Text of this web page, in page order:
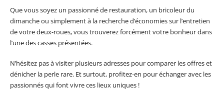
Que vous soyez un passionné de restauration, un bricoleur du
dimanche ou simplement à la recherche d’économies sur l’entretien
de votre deux-roues, vous trouverez forcément votre bonheur dans
l’une des casses présentées.
N’hésitez pas à visiter plusieurs adresses pour comparer les offres et
dénicher la perle rare. Et surtout, profitez-en pour échanger avec les
passionnés qui font vivre ces lieux uniques !